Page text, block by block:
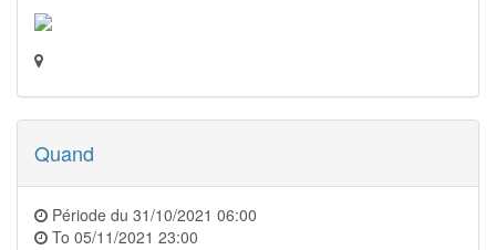
Quand
Période du 31/10/2021 06:00
To 05/11/2021 23:00